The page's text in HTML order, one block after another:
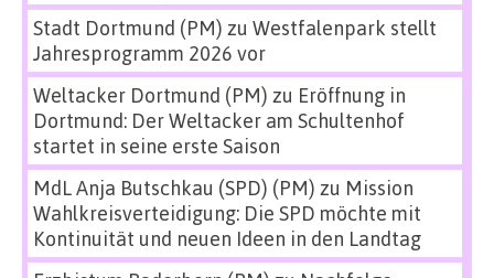
Stadt Dortmund (PM) zu Westfalenpark stellt
Jahresprogramm 2026 vor
Weltacker Dortmund (PM) zu Eröffnung in
Dortmund: Der Weltacker am Schultenhof
startet in seine erste Saison
MdL Anja Butschkau (SPD) (PM) zu Mission
Wahlkreisverteidigung: Die SPD möchte mit
Kontinuität und neuen Ideen in den Landtag